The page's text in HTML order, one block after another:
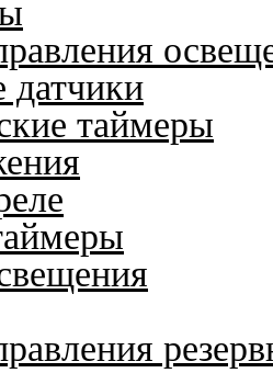
датчики
таймеры